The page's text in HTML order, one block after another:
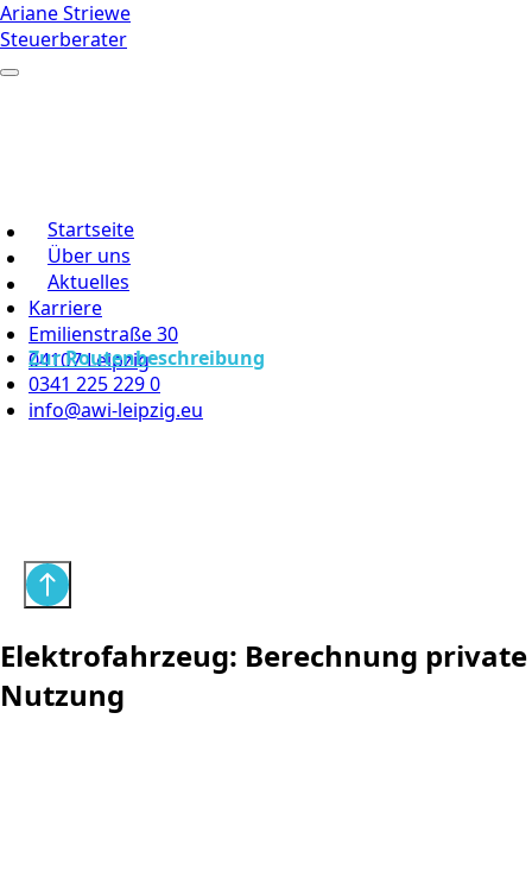
Ariane Striewe
Steuerberater
Startseite
Über uns
Aktuelles
Karriere
Emilienstraße 30
04107 Leipzig
Zur Routenbeschreibung
0341 225 229 0
info@awi-leipzig.eu
Elektrofahrzeug: Berechnung private
Nutzung